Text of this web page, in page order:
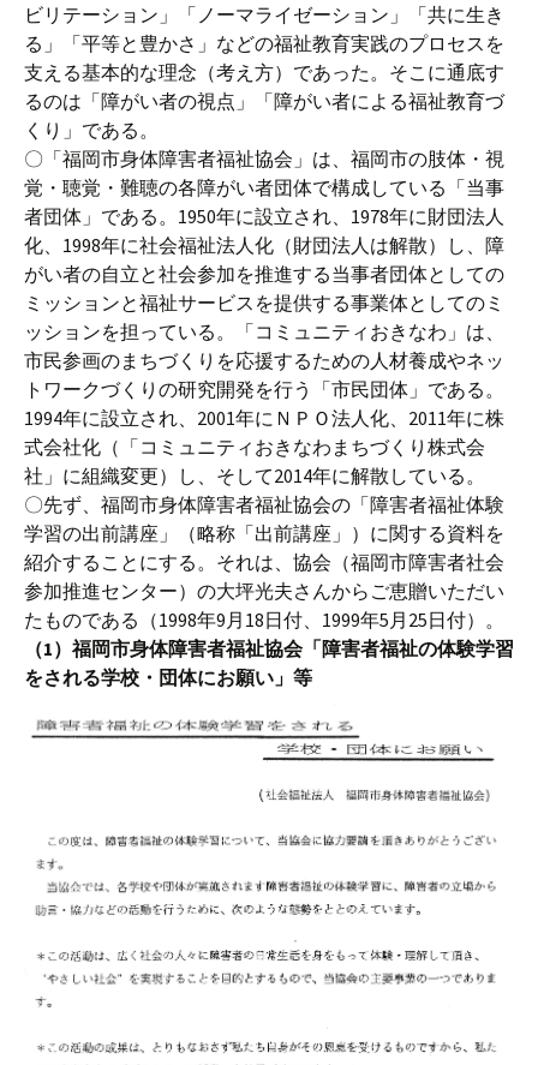
ビリテーション」「ノーマライゼーション」「共に生き
る」「平等と豊かさ」などの福祉教育実践のプロセスを
支える基本的な理念（考え方）であった。そこに通底す
るのは「障がい者の視点」「障がい者による福祉教育づ
くり」である。
〇「福岡市身体障害者福祉協会」は、福岡市の肢体・視
覚・聴覚・難聴の各障がい者団体で構成している「当事
者団体」である。1950年に設立され、1978年に財団法人
化、1998年に社会福祉法人化（財団法人は解散）し、障
がい者の自立と社会参加を推進する当事者団体としての
ミッションと福祉サービスを提供する事業体としてのミ
ッションを担っている。「コミュニティおきなわ」は、
市民参画のまちづくりを応援するための人材養成やネッ
トワークづくりの研究開発を行う「市民団体」である。
1994年に設立され、2001年にＮＰＯ法人化、2011年に株
式会社化（「コミュニティおきなわまちづくり株式会
社」に組織変更）し、そして2014年に解散している。
〇先ず、福岡市身体障害者福祉協会の「障害者福祉体験
学習の出前講座」（略称「出前講座」）に関する資料を
紹介することにする。それは、協会（福岡市障害者社会
参加推進センター）の大坪光夫さんからご恵贈いただい
たものである（1998年9月18日付、1999年5月25日付）。
（1）福岡市身体障害者福祉協会「障害者福祉の体験学習
をされる学校・団体にお願い」等